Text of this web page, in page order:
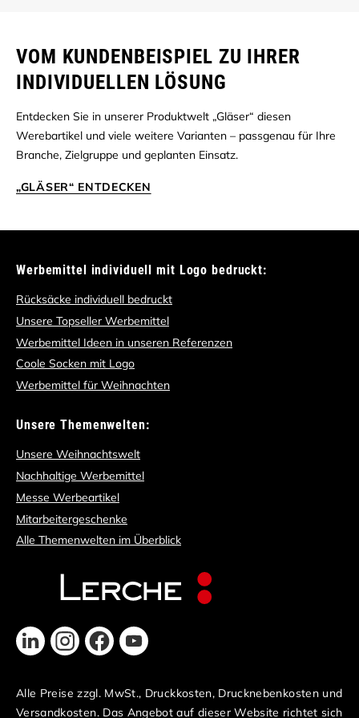
VOM KUNDENBEISPIEL ZU IHRER
INDIVIDUELLEN LÖSUNG
Entdecken Sie in unserer Produktwelt „Gläser“ diesen
Werebartikel und viele weitere Varianten – passgenau für Ihre
Branche, Zielgruppe und geplanten Einsatz.
„GLÄSER“ ENTDECKEN
Werbemittel individuell mit Logo bedruckt:
Rücksäcke individuell bedruckt
Unsere Topseller Werbemittel
Werbemittel Ideen in unseren Referenzen
Coole Socken mit Logo
Werbemittel für Weihnachten
Unsere Themenwelten:
Unsere Weihnachtswelt
Nachhaltige Werbemittel
Messe Werbeartikel
Mitarbeitergeschenke
Alle Themenwelten im Überblick
Alle Preise zzgl. MwSt., Druckkosten, Drucknebenkosten und
Versandkosten. Das Angebot auf dieser Website richtet sich